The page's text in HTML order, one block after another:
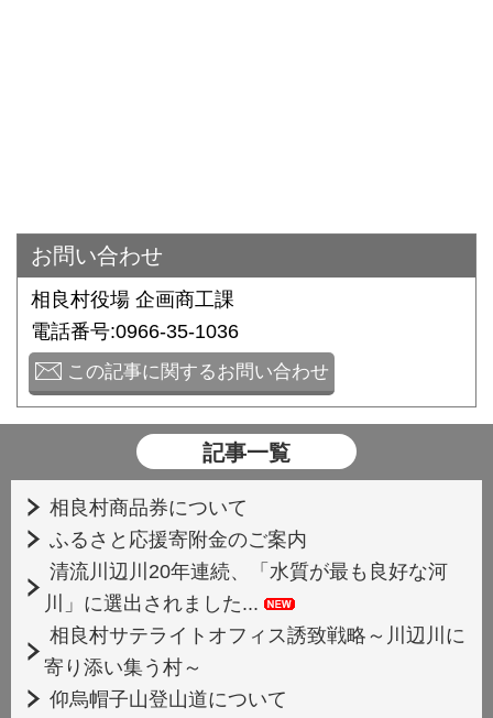
お問い合わせ
相良村役場 企画商工課
電話番号:0966-35-1036
この記事に関するお問い合わせ
記事一覧
相良村商品券について
ふるさと応援寄附金のご案内
清流川辺川20年連続、「水質が最も良好な河
川」に選出されました...
相良村サテライトオフィス誘致戦略～川辺川に
寄り添い集う村～
仰烏帽子山登山道について